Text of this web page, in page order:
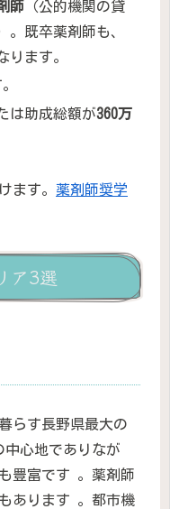
師 （公的機関の貸
。既卒薬剤師も、
ります。
は助成総額が360万
ます。 薬剤師奨学
ア3選
らす長野県最大の
心地でありなが
豊富です 。薬剤師
あります 。都市機